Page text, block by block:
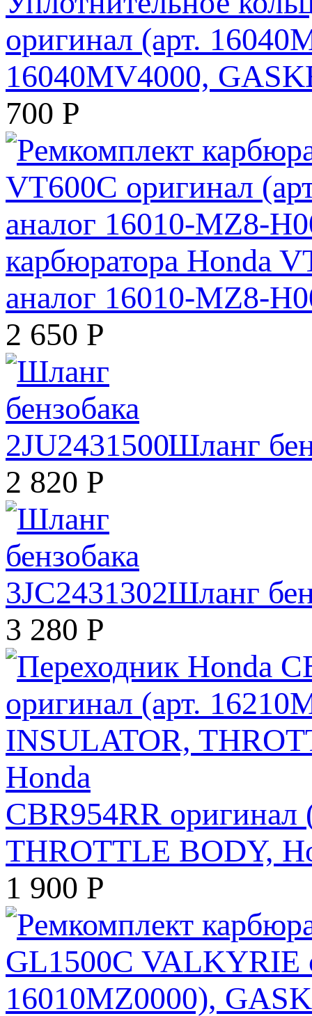
оригинал (арт.
16040MV4000,
700 Р
карбюратора Honda
аналог 16010-MZ8-
2 650 Р
Шланг
2 820 Р
Шланг
3 280 Р
CBR954RR
THROTTLE BODY,
1 900 Р